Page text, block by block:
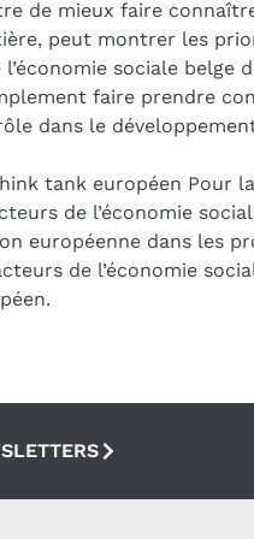
de mieux faire
peut montrer les
l’économie sociale
faire prendre
dans le
tank européen Pour
de l’économie
européenne dans les
de l’économie